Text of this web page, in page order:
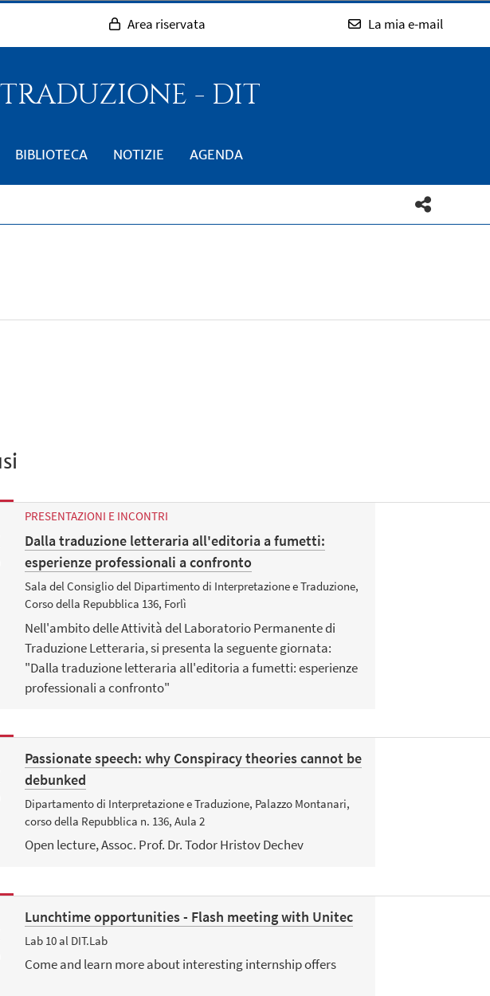
Area riservata La mia e-mail
- DIT
BIBLIOTECA NOTIZIE AGENDA
PRESENTAZIONI E INCONTRI
Dalla traduzione letteraria all'editoria a fumetti:
esperienze professionali a confronto
Sala del Consiglio del Dipartimento di Interpretazione e Traduzione,
Corso della Repubblica 136, Forlì
Nell'ambito delle Attività del Laboratorio Permanente di
Traduzione Letteraria, si presenta la seguente giornata:
"Dalla traduzione letteraria all'editoria a fumetti: esperienze
professionali a confronto"
Passionate speech: why Conspiracy theories cannot be
debunked
Dipartamento di Interpretazione e Traduzione, Palazzo Montanari,
corso della Repubblica n. 136, Aula 2
Open lecture, Assoc. Prof. Dr. Todor Hristov Dechev
Lunchtime opportunities - Flash meeting with Unitec
Lab 10 al DIT.Lab
Come and learn more about interesting internship offers